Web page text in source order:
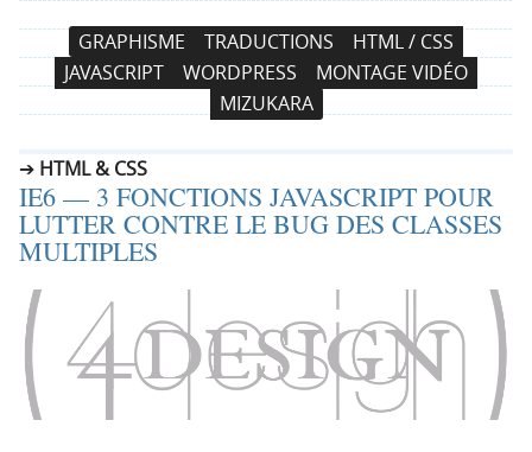
i
g
a
t
i
o
p
a
u
c
o
n
GRAPHISME TRADUCTIONS
HTML / CSS
JAVASCRIPT
WORDPRESS
MONTAGE VIDÉO
MIZUKARA
HTML & CSS
IE6 — 3 FONCTIONS JAVASCRIPT POUR
LUTTER CONTRE LE BUG DES CLASSES
MULTIPLES